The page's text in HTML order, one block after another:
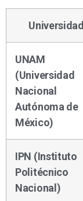
Universidad
UNAM
(Universidad
Nacional
Autónoma de
México)
IPN (Instituto
Politécnico
Nacional)